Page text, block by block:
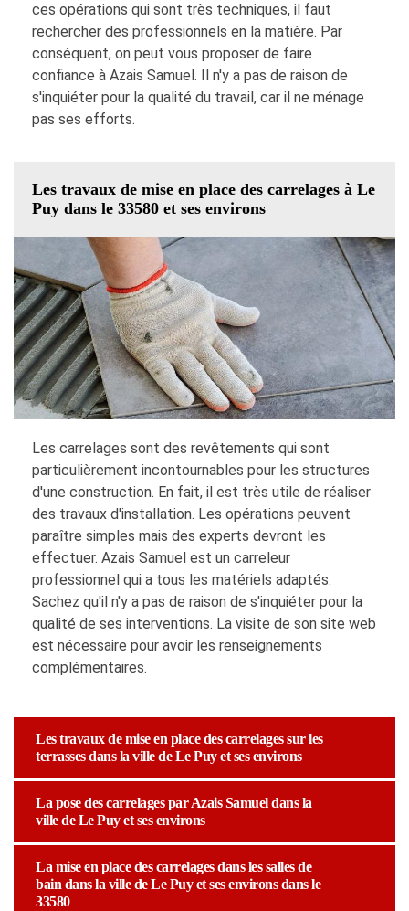
ces opérations qui sont très techniques, il faut
rechercher des professionnels en la matière. Par
conséquent, on peut vous proposer de faire
confiance à Azais Samuel. Il n'y a pas de raison de
s'inquiéter pour la qualité du travail, car il ne ménage
pas ses efforts.
Les travaux de mise en place des carrelages à Le
Puy dans le 33580 et ses environs
Les carrelages sont des revêtements qui sont
particulièrement incontournables pour les structures
d'une construction. En fait, il est très utile de réaliser
des travaux d'installation. Les opérations peuvent
paraître simples mais des experts devront les
effectuer. Azais Samuel est un carreleur
professionnel qui a tous les matériels adaptés.
Sachez qu'il n'y a pas de raison de s'inquiéter pour la
qualité de ses interventions. La visite de son site web
est nécessaire pour avoir les renseignements
complémentaires.
Les travaux de mise en place des carrelages sur les
terrasses dans la ville de Le Puy et ses environs
La pose des carrelages par Azais Samuel dans la
ville de Le Puy et ses environs
La mise en place des carrelages dans les salles de
bain dans la ville de Le Puy et ses environs dans le
33580